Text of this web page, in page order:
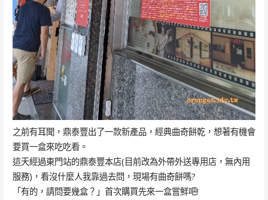
之前有耳聞，鼎泰豐出了一款新產品，經典曲奇餅乾，想著有機會
要買一盒來吃吃看。
這天經過東門站的鼎泰豐本店(目前改為外帶外送專用店，無內用
服務)，看沒什麼人我靠過去問，現場有曲奇餅嗎?
「有的，請問要幾盒？」首次購買先來一盒嘗鮮吧!